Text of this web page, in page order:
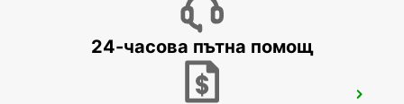
24-часова пътна помощ